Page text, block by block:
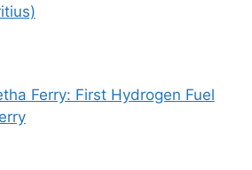
Ferry: First Hydrogen Fuel